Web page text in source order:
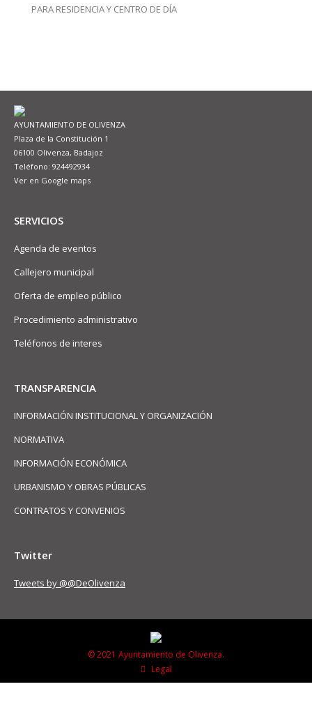
PARA RESIDENCIA Y CENTRO DE DÍA
AYUNTAMIENTO DE OLIVENZA
Plaza de la Constitución 1
06100 Olivenza, Badajoz
Teléfono: 924492934
Ver en Google maps
SERVICIOS
Agenda de eventos
Callejero municipal
Oferta de empleo público
Procedimiento administrativo
Teléfonos de interes
TRANSPARENCIA
INFORMACIÓN INSTITUCIONAL Y ORGANIZACIÓN
NORMATIVA
INFORMACIÓN ECONÓMICA
URBANISMO Y OBRAS PÚBLICAS
CONTRATOS Y CONVENIOS
Twitter
Tweets by @@DeOlivenza
© 2021 Ayuntamiento de Olivenza.
Legal